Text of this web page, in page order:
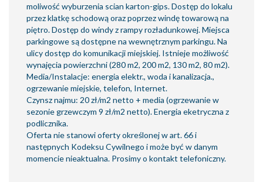
moliwość wyburzenia scian karton-gips. Dostęp do lokalu
przez klatkę schodową oraz poprzez windę towarową na
piętro. Dostęp do windy z rampy rozładunkowej. Miejsca
parkingowe są dostępne na wewnętrznym parkingu. Na
ulicy dostęp do komunikacji miejskiej. Istnieje możliwość
wynajęcia powierzchni (280 m2, 200 m2, 130 m2, 80 m2).
Media/Instalacje: energia elektr., woda i kanalizacja.,
ogrzewanie miejskie, telefon, Internet.
Czynsz najmu: 20 zł/m2 netto + media (ogrzewanie w
sezonie grzewczym 9 zł/m2 netto). Energia eketryczna z
podlicznika.
Oferta nie stanowi oferty określonej w art. 66 i
następnych Kodeksu Cywilnego i może być w danym
momencie nieaktualna. Prosimy o kontakt telefoniczny.